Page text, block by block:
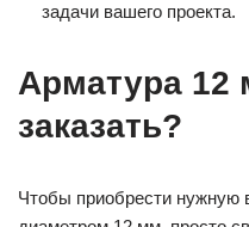
задачи вашего проекта.
Арматура 12
заказать?
Чтобы приобрести нужную